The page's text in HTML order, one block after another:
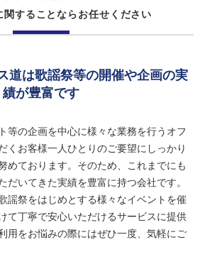
することならお任せください
道は歌謡祭等の開催や企画の実
績が豊富です
等の企画を中心に様々な業務を行うオフ
くお客様一人ひとりのご要望にしっかり
めております。そのため、これまでにも
だいてきた実績を豊富に持つ会社です。
謡祭をはじめとする様々なイベントを催
て丁寧で安心いただけるサービスに提供
用をお悩みの際にはぜひ一度、気軽にご